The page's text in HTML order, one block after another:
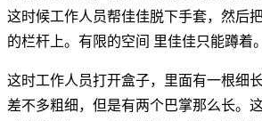
这时候工作人员帮佳佳脱下手套，然后
的栏杆上。有限的空间 里佳佳只能蹲着。
这时工作人员打开盒子，里面有一根细
差不多粗细，但是有两个巴掌那么长。